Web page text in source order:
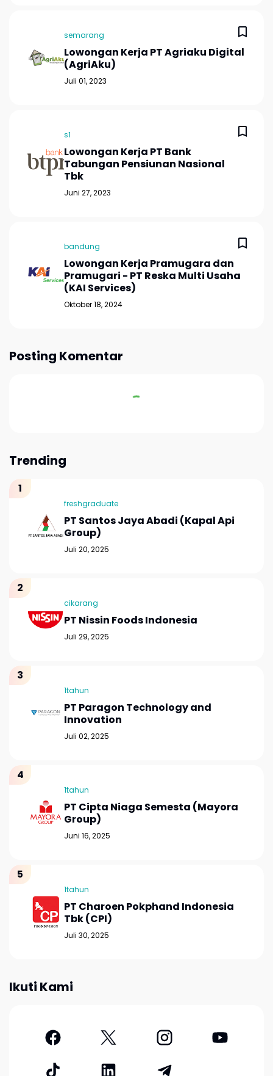
semarang
Lowongan Kerja PT Agriaku Digital
(AgriAku)
Juli 01, 2023
s1
Lowongan Kerja PT Bank
Tabungan Pensiunan Nasional
Tbk
Juni 27, 2023
bandung
Lowongan Kerja Pramugara dan
Pramugari - PT Reska Multi Usaha
(KAI Services)
Oktober 18, 2024
Posting Komentar
Trending
freshgraduate
PT Santos Jaya Abadi (Kapal Api
Group)
Juli 20, 2025
cikarang
PT Nissin Foods Indonesia
Juli 29, 2025
1tahun
PT Paragon Technology and
Innovation
Juli 02, 2025
1tahun
PT Cipta Niaga Semesta (Mayora
Group)
Juni 16, 2025
1tahun
PT Charoen Pokphand Indonesia
Tbk (CPI)
Juli 30, 2025
Ikuti Kami